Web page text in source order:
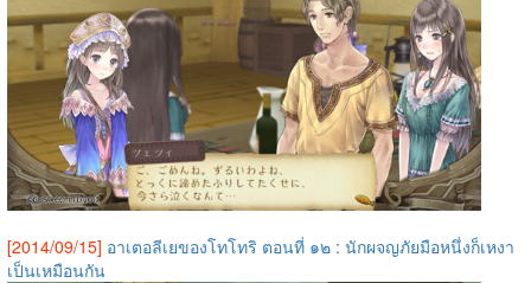
[2014/09/15] อาเตอลีเยของโทโทริ ตอนที่ ๑๒ : นักผจญภัยมือหนึ่งก็เหงา
เป็นเหมือนกัน